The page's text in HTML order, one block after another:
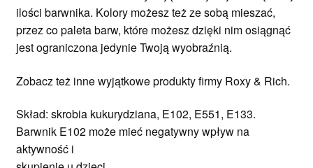
ilości barwnika. Kolory możesz też ze sobą mieszać,
przez co paleta barw, które możesz dzięki nim osiągnąć
jest ograniczona jedynie Twoją wyobraźnią.
Zobacz też inne wyjątkowe produkty firmy Roxy & Rich.
Skład: skrobia kukurydziana, E102, E551, E133.
Barwnik E102 może mieć negatywny wpływ na
aktywność i